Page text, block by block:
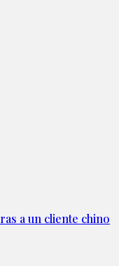
a un cliente chino